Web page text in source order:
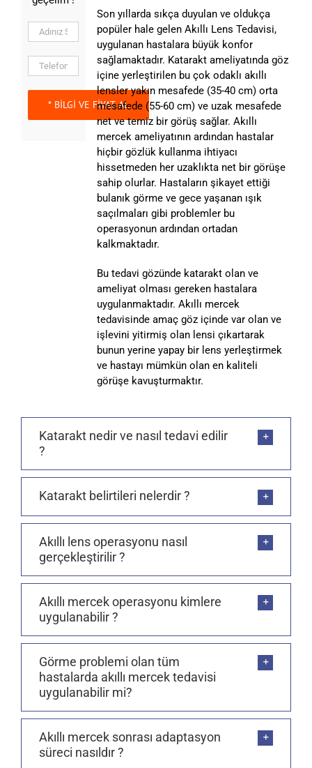
Son yıllarda sıkça duyulan ve oldukça
popüler hale gelen Akıllı Lens Tedavisi,
uygulanan hastalara büyük konfor
sağlamaktadır. Katarakt ameliyatında göz
içine yerleştirilen bu çok odaklı akıllı
lensler yakın mesafede (35-40 cm) orta
mesafede (55-60 cm) ve uzak mesafede
net ve temiz bir görüş sağlar. Akıllı
mercek ameliyatının ardından hastalar
hiçbir gözlük kullanma ihtiyacı
hissetmeden her uzaklıkta net bir görüşe
sahip olurlar. Hastaların şikayet ettiği
bulanık görme ve gece yaşanan ışık
saçılmaları gibi problemler bu
operasyonun ardından ortadan
kalkmaktadır.
Bu tedavi gözünde katarakt olan ve
ameliyat olması gereken hastalara
uygulanmaktadır. Akıllı mercek
tedavisinde amaç göz içinde var olan ve
işlevini yitirmiş olan lensi çıkartarak
bunun yerine yapay bir lens yerleştirmek
ve hastayı mümkün olan en kaliteli
görüşe kavuşturmaktır.
Katarakt nedir ve nasıl tedavi edilir
?
Katarakt belirtileri nelerdir ?
Akıllı lens operasyonu nasıl
gerçekleştirilir ?
Akıllı mercek operasyonu kimlere
uygulanabilir ?
Görme problemi olan tüm
hastalarda akıllı mercek tedavisi
uygulanabilir mi?
Akıllı mercek sonrası adaptasyon
süreci nasıldır ?